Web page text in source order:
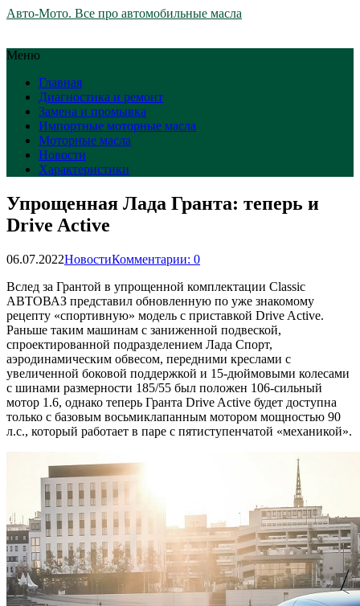
Авто-Мото. Все про автомобильные масла
Меню
Главная
Диагностика и ремонт
Замена и промывка
Импортные моторные масла
Моторные масла
Новости
Характеристики
Упрощенная Лада Гранта: теперь и
Drive Active
06.07.2022НовостиКомментарии: 0
Вслед за Грантой в упрощенной комплектации Classic
АВТОВАЗ представил обновленную по уже знакомому
рецепту «спортивную» модель с приставкой Drive Active.
Раньше таким машинам с заниженной подвеской,
спроектированной подразделением Лада Спорт,
аэродинамическим обвесом, передними креслами с
увеличенной боковой поддержкой и 15-дюймовыми колесами
с шинами размерности 185/55 был положен 106-сильный
мотор 1.6, однако теперь Гранта Drive Active будет доступна
только с базовым восьмиклапанным мотором мощностью 90
л.с., который работает в паре с пятиступенчатой «механикой».